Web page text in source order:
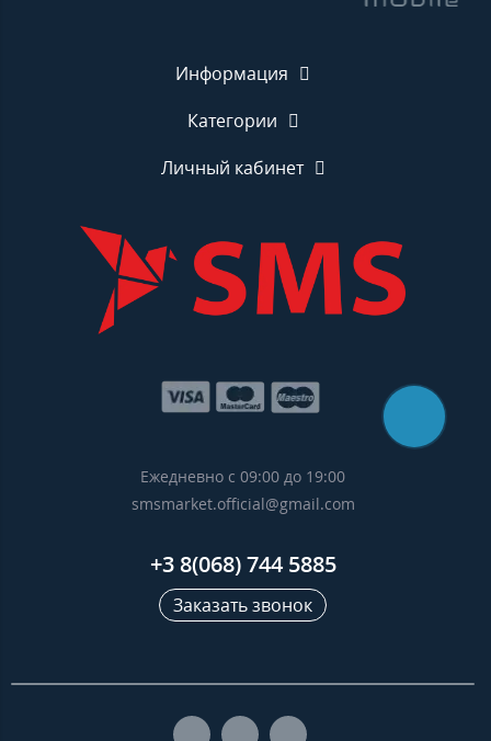
Информация
Категории
Личный кабинет
Ежедневно с 09:00 до 19:00
smsmarket.official@gmail.com
+3 8(068) 744 5885
Заказать звонок